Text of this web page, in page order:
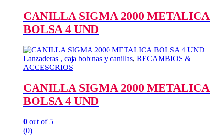
CANILLA SIGMA 2000 METALICA
BOLSA 4 UND
Lanzaderas , caja bobinas y canillas, RECAMBIOS &
ACCESORIOS
CANILLA SIGMA 2000 METALICA
BOLSA 4 UND
0 out of 5
(0)